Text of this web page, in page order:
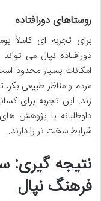
روستاهای دورافتاده
برای تجربه ای کاملاً
دورافتاده نپال می
امکانات بسیار محدود
مردم و مناظر طبیعی
زند. این تجربه برای
داوطلبانه یا پژوهش
شرایط سخت تر را دارند.
نتیجه گیری:
فرهنگ نپال